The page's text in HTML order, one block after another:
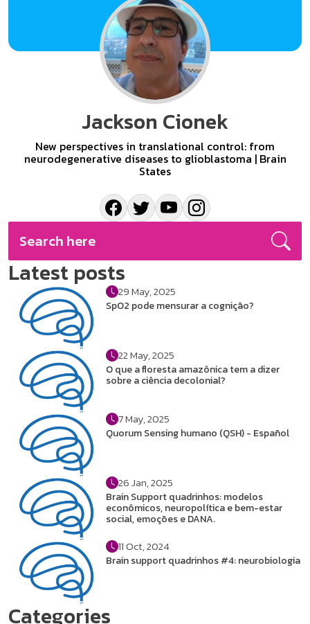
Jackson Cionek
New perspectives in translational control: from
neurodegenerative diseases to glioblastoma | Brain
States
Latest posts
29 May, 2025
SpO2 pode mensurar a cognição?
22 May, 2025
O que a floresta amazônica tem a dizer
sobre a ciência decolonial?
7 May, 2025
Quorum Sensing humano (QSH) - Español
26 Jan, 2025
Brain Support quadrinhos: modelos
econômicos, neuropolítica e bem-estar
social, emoções e DANA.
11 Oct, 2024
Brain support quadrinhos #4: neurobiologia
Categories